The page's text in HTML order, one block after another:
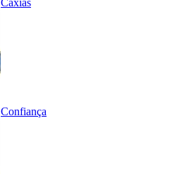
Caxias
Confiança